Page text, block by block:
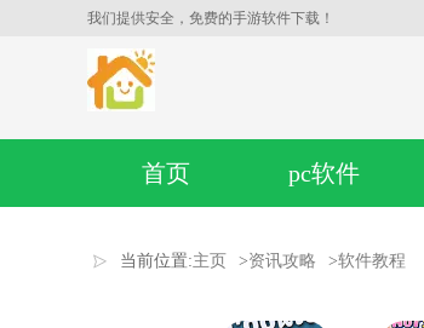
我们提供安全，免费的手游软件下载！
首页 pc软件
当前位置:主页 >资讯攻略 >软件教程